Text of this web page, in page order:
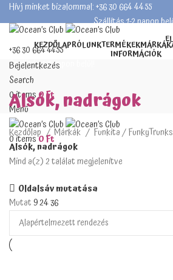
Hívj minket bizalommal: +36 30 664 4455
Szállítás 1-2 napon
+36 30 664 4455
Szállítás 1-2 napon belül!
KEZDŐLAPRÓLUNKTERMÉKEKMÁRKÁK
INFORMÁCIÓK
Bejelentkezés
Search
0items0Ft
Menü
0items0Ft
Alsók, nadrágok
Kezdőlap Márkák Funkita / FunkyTrunks
Alsók, nadrágok
Mind a(z) 2 találat megjelenítve
Oldalsáv mutatása
Mutat92436